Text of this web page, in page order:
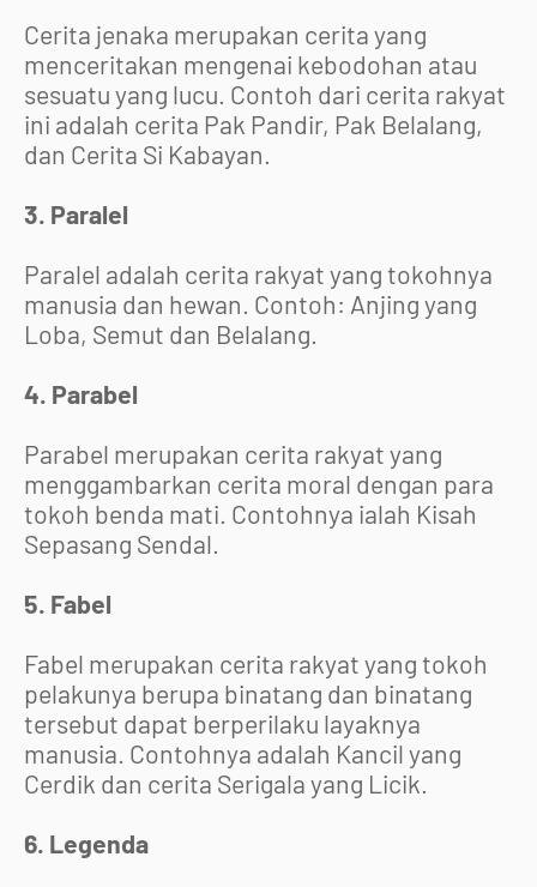
Cerita jenaka merupakan cerita yang
menceritakan mengenai kebodohan atau
sesuatu yang lucu. Contoh dari cerita rakyat
ini adalah cerita Pak Pandir, Pak Belalang,
dan Cerita Si Kabayan.
3. Paralel
Paralel adalah cerita rakyat yang tokohnya
manusia dan hewan. Contoh: Anjing yang
Loba, Semut dan Belalang.
4. Parabel
Parabel merupakan cerita rakyat yang
menggambarkan cerita moral dengan para
tokoh benda mati. Contohnya ialah Kisah
Sepasang Sendal.
5. Fabel
Fabel merupakan cerita rakyat yang tokoh
pelakunya berupa binatang dan binatang
tersebut dapat berperilaku layaknya
manusia. Contohnya adalah Kancil yang
Cerdik dan cerita Serigala yang Licik.
6. Legenda